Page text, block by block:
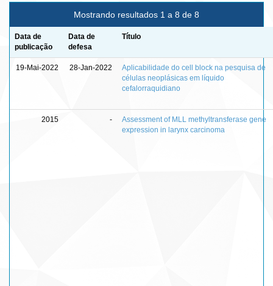
Mostrando resultados 1 a 8 de 8
Data de
publicação
Data de
defesa
Título
19-Mai-2022 28-Jan-2022
Aplicabilidade do cell block na pesquisa de
células neoplásicas em líquido
cefalorraquidiano
2015 -
Assessment of MLL methyltransferase gene
expression in larynx carcinoma